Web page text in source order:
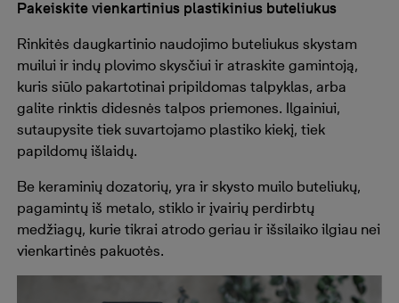
Pakeiskite vienkartinius plastikinius buteliukus
Rinkitės daugkartinio naudojimo buteliukus skystam
muilui ir indų plovimo skysčiui ir atraskite gamintoją,
kuris siūlo pakartotinai pripildomas talpyklas, arba
galite rinktis didesnės talpos priemones. Ilgainiui,
sutaupysite tiek suvartojamo plastiko kiekį, tiek
papildomų išlaidų.
Be keraminių dozatorių, yra ir skysto muilo buteliukų,
pagamintų iš metalo, stiklo ir įvairių perdirbtų
medžiagų, kurie tikrai atrodo geriau ir išsilaiko ilgiau nei
vienkartinės pakuotės.